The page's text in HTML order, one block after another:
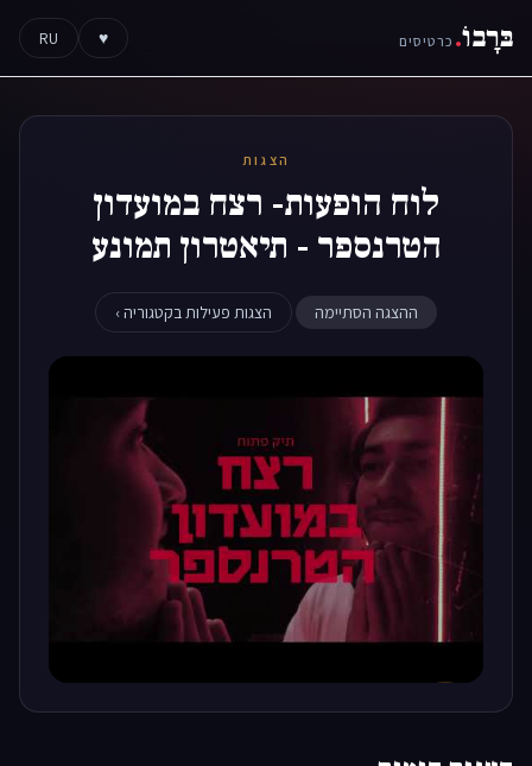
בּרָבוֹ. כרטיסים ♥
RU
הצגות
לוח הופעות- רצח במועדון
הטרנספר - תיאטרון תמונע
ההצגה הסתיימה הצגות פעילות בקטגוריה ›
▶